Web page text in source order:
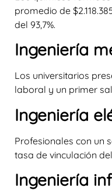
promedio de
del 93,7%.
Ingeniería
Los universitarios
laboral y un primer
Ingeniería
Profesionales con un
tasa de vinculación del
Ingeniería